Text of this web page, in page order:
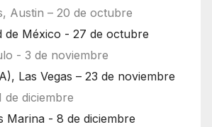
Austin – 20 de octubre
de México - 27 de octubre
- 3 de noviembre
Las Vegas – 23 de noviembre
de diciembre
Marina - 8 de diciembre